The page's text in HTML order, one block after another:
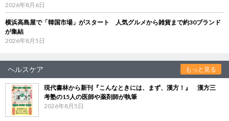
2026年8月6日
横浜高島屋で「韓国市場」がスタート 人気グルメから雑貨まで約30ブランド
が集結
2026年8月5日
ヘルスケア もっと見る
現代書林から新刊『こんなときには、まず、漢方！』 漢方三
考塾の15人の医師や薬剤師が執筆
2026年8月5日